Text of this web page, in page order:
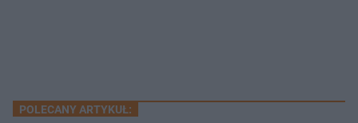
POLECANY ARTYKUŁ: